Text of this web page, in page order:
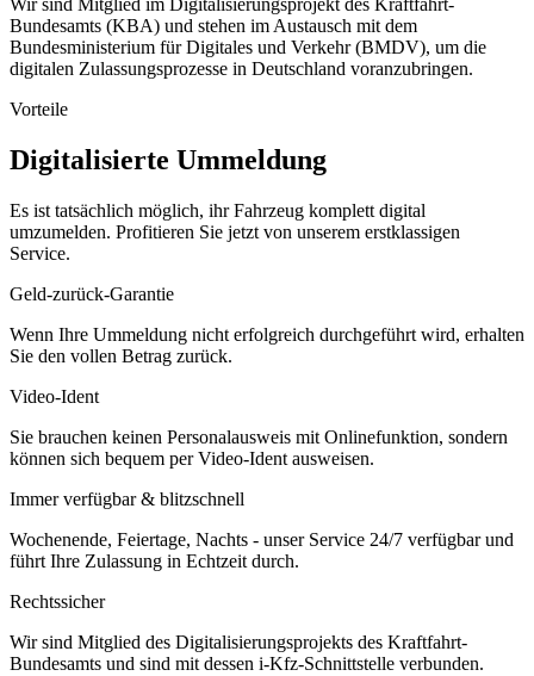
Wir sind Mitglied im Digitalisierungsprojekt des Kraftfahrt-
Bundesamts (KBA) und stehen im Austausch mit dem
Bundesministerium für Digitales und Verkehr (BMDV), um die
digitalen Zulassungsprozesse in Deutschland voranzubringen.
Vorteile
Digitalisierte Ummeldung
Es ist tatsächlich möglich, ihr Fahrzeug komplett digital
umzumelden. Profitieren Sie jetzt von unserem erstklassigen
Service.
Geld-zurück-Garantie
Wenn Ihre Ummeldung nicht erfolgreich durchgeführt wird, erhalten
Sie den vollen Betrag zurück.
Video-Ident
Sie brauchen keinen Personalausweis mit Onlinefunktion, sondern
können sich bequem per Video-Ident ausweisen.
Immer verfügbar & blitzschnell
Wochenende, Feiertage, Nachts - unser Service 24/7 verfügbar und
führt Ihre Zulassung in Echtzeit durch.
Rechtssicher
Wir sind Mitglied des Digitalisierungsprojekts des Kraftfahrt-
Bundesamts und sind mit dessen i-Kfz-Schnittstelle verbunden.